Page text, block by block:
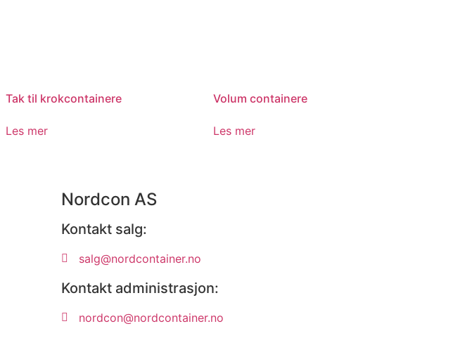
Tak til krokcontainere
Les mer
Volum containere
Les mer
Nordcon AS
Kontakt salg:
salg@nordcontainer.no
Kontakt administrasjon:
nordcon@nordcontainer.no